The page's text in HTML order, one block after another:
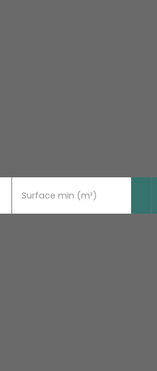
Surface min (m²)